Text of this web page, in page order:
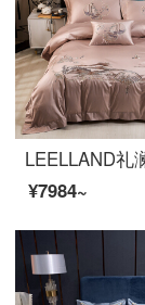
¥7984~